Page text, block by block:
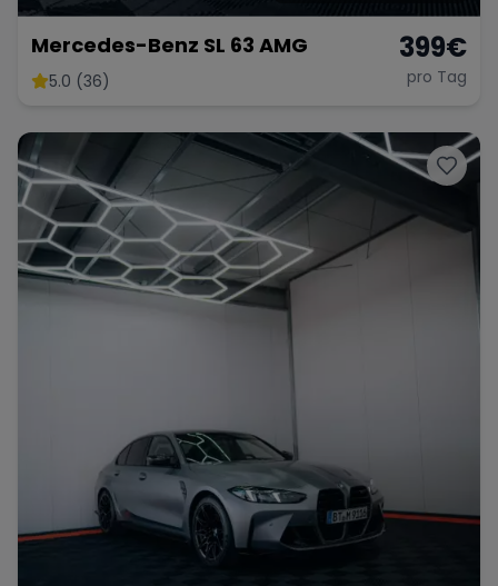
Mercedes-Benz SL 63 AMG
5.0 (36)
399€
pro Tag